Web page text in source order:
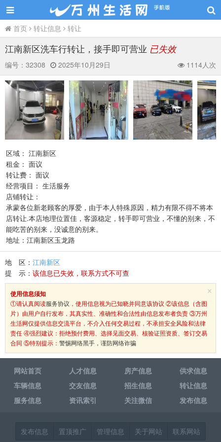
首页 转让信息 转让
江南新区洗车行转让，接手即可营业 已失效
编号： 32308 2025年10月29日 1114人次
区域： 江南新区
租金： 面议
转让费： 面议
经营项目： 生活服务
店铺转让：
承蒙各位新老顾客的厚爱，由于本人特殊原因，精力有限不得不将本
店转让.本店地理位置佳，客源稳定，转手即可营业，不懂的别来，不
能吃苦的别来，没诚意的别来。
地址：江南新区玉龙路
地 区： 江南新区
提 示： 该信息已失效，联系方式不可查
×
使用信息须知
①请认真阅读服务协议 ，使用信息视为已知晓并同意该协议 ②该信息（含图
片）由用户自行发布，其真实性、准确性和合法性由信息发布者负责 ③万州
生活网仅提供信息交流平台，不介入任何交易过程，不承担安全风险和法律
责任 ④强烈建议：拒绝预付费用、选择见面交易、核验证照资质、签订交易
合同 ⑤特别提示： 警惕网络黑手，谨防网络诈骗
网站首页 人才信息 房产信息
供求信息
车辆信息
交友信息 招生信息
转让信息
服务信息
资讯索引 关注微信 发布信息
发布信息 置顶推广 管理信息 关于网站 联系网站